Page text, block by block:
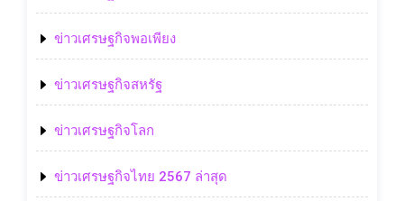
ข่าวเศรษฐกิจพอเพียง
ข่าวเศรษฐกิจสหรัฐ
ข่าวเศรษฐกิจโลก
ข่าวเศรษฐกิจไทย 2567 ล่าสุด